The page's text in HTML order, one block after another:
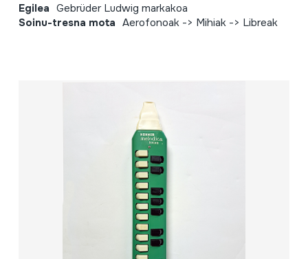
Egilea Gebrüder Ludwig markakoa
Soinu-tresna mota Aerofonoak -> Mihiak -> Libreak